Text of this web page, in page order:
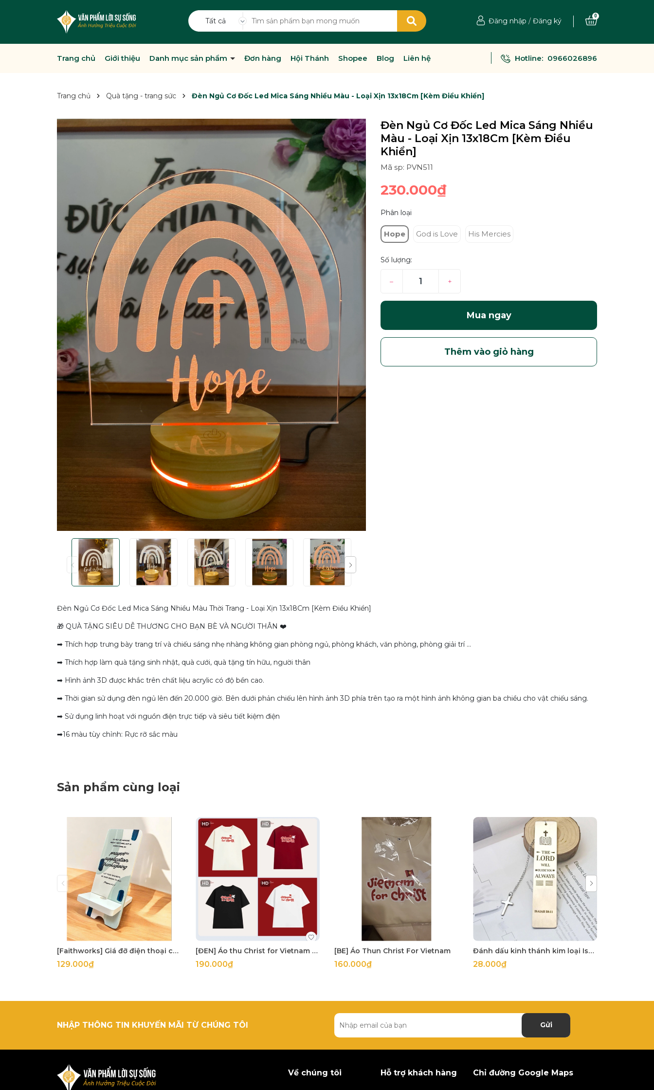
Tất cả Đăng nhập / Đăng ký
0
Trang chủ Giới thiệu Danh mục sản phẩm Đơn hàng Hội Thánh Shopee Blog Liên hệ Hotline: 0966026896
Trang chủ Quà tặng - trang sức Đèn Ngủ Cơ Đốc Led Mica Sáng Nhiều Màu - Loại Xịn 13x18Cm [Kèm Điều Khiển]
Đèn Ngủ Cơ Đốc Led Mica Sáng Nhiều
Màu - Loại Xịn 13x18Cm [Kèm Điều
Khiển]
Mã sp: PVN511
230.000₫
Phân loại
Hope God is Love His Mercies
Số lượng:
– +
Mua ngay
Thêm vào giỏ hàng
Đèn Ngủ Cơ Đốc Led Mica Sáng Nhiều Màu Thời Trang - Loại Xịn 13x18Cm [Kèm Điều Khiển]
🎁 QUÀ TẶNG SIÊU DỄ THƯƠNG CHO BẠN BÈ VÀ NGƯỜI THÂN ❤️
➡ Thích hợp trưng bày trang trí và chiếu sáng nhẹ nhàng không gian phòng ngủ, phòng khách, văn phòng, phòng giải trí ...
➡ Thích hợp làm quà tặng sinh nhật, quà cưới, quà tặng tín hữu, người thân
➡ Hình ảnh 3D được khắc trên chất liệu acrylic có độ bền cao.
➡ Thời gian sử dụng đèn ngủ lên đến 20.000 giờ. Bên dưới phản chiếu lên hình ảnh 3D phía trên tạo ra một hình ảnh không gian ba chiều cho vật chiếu sáng.
➡ Sử dụng linh hoạt với nguồn điện trực tiếp và siêu tiết kiệm điện
➡16 màu tùy chỉnh: Rực rỡ sắc màu
Sản phẩm cùng loại
[Faithworks] Giá đỡ điện thoại câu gốc Prayer & Petition With Thanksgiving - 16x7Cm
129.000₫
[ĐEN] Áo thu Christ for Vietnam chỉ size M
190.000₫
[BE] Áo Thun Christ For Vietnam
160.000₫
Đánh dấu kinh thánh kim loại Isaiah 58:11
28.000₫
NHẬP THÔNG TIN KHUYẾN MÃI TỪ CHÚNG TÔI Gửi
Về chúng tôi Hỗ trợ khách hàng Chỉ đường Google Maps